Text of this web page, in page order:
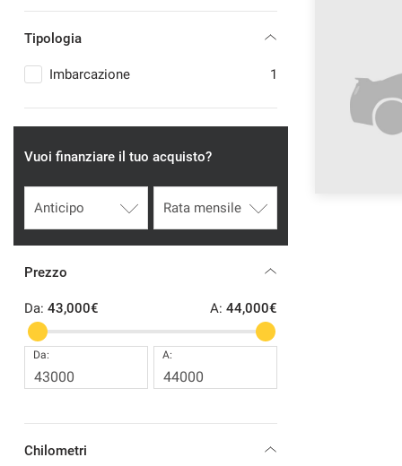
Tipologia
Imbarcazione 1
Vuoi finanziare il tuo acquisto?
Prezzo
Da: 43,000€ A: 44,000€
Da: A:
Chilometri
alle
tecnologie
tracciamento
che
adottiamo
per
le
svolgere
le
attività
di
descritte.
Per
ottenere
maggiori
informazioni
sull'utilità
sul
funzionamento